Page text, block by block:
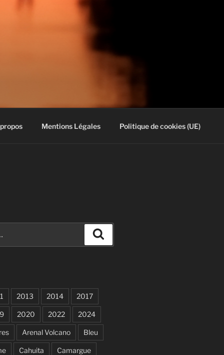
Mentions Légales Politique de cookies (UE)
2013 2014 2017
2020 2022 2024
Arenal Volcano Bleu
Cahuita Camargue